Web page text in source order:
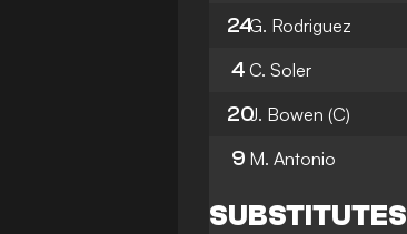
24G. Rodriguez
4 C. Soler
20J. Bowen (C)
9 M. Antonio
SUBSTITUTES